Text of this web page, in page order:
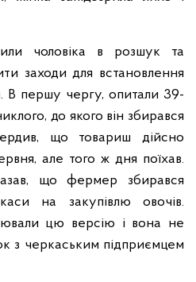
чоловіка в розшук та
заходи для встановлення
В першу чергу, опитали 39-
до якого він збирався
що товариш дійсно
але того ж дня поїхав.
що фермер збирався
на закупівлю овочів.
цю версію і вона не
з черкаським підприємцем